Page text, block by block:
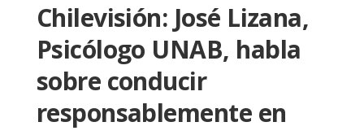
Chilevisión: José Lizana,
Psicólogo UNAB, habla
sobre conducir
responsablemente en